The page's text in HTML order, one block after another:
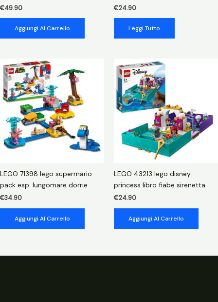
€49.90
Aggiungi Al Carrello
€24.90
Leggi Tutto
LEGO 71398 lego supermario
pack esp. lungomare dorrie
€34.90
Aggiungi Al Carrello
LEGO 43213 lego disney
princess libro fiabe sirenetta
€24.90
Aggiungi Al Carrello